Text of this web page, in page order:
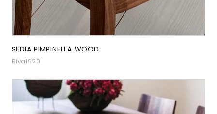
SEDIA PIMPINELLA WOOD
Riva1920